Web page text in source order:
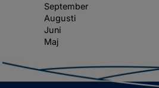
September
Augusti
Juni
Maj